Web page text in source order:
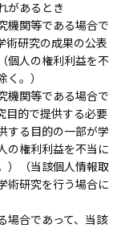
があるとき
機関等である場合で
術研究の成果の公表
個人の権利利益を不
。）
機関等である場合で
目的で提供する必要
する目的の一部が学
の権利利益を不当に
）（当該個人情報取
術研究を行う場合に
場合であって、当該